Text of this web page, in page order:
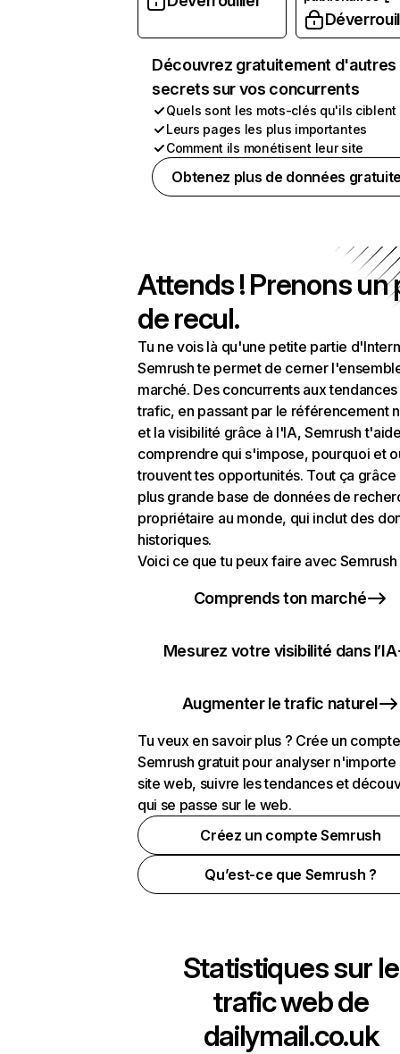
Découvrez gratuitement d'autres
secrets sur vos concurrents
Quels sont les mots-clés qu'ils ciblent
Leurs pages les plus importantes
Comment ils monétisent leur site
Obtenez plus de données
Attends ! Prenons un
de recul.
Tu ne vois là qu'une petite partie
Semrush te permet de cerner
marché. Des concurrents aux
trafic, en passant par le référencement
et la visibilité grâce à l'IA, Semrush
comprendre qui s'impose, pourquoi et
trouvent tes opportunités. Tout ça grâce
plus grande base de données de
propriétaire au monde, qui inclut des
historiques.
Voici ce que tu peux faire avec Semrush
Comprends ton marché
Mesurez votre visibilité dans l’IA
Augmenter le trafic naturel
Tu veux en savoir plus ? Crée un compte
Semrush gratuit pour analyser n'importe
site web, suivre les tendances et
qui se passe sur le web.
Créez un compte Semrush
Qu’est-ce que Semrush ?
Statistiques sur le
trafic web de
dailymail.co.uk